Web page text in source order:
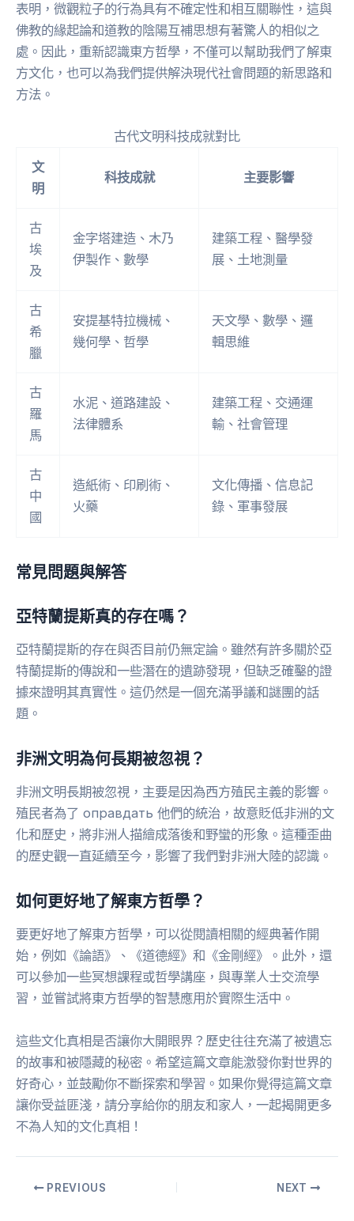
表明，微觀粒子的行為具有不確定性和相互關聯性，這與
佛教的緣起論和道教的陰陽互補思想有著驚人的相似之
處。因此，重新認識東方哲學，不僅可以幫助我們了解東
方文化，也可以為我們提供解決現代社會問題的新思路和
方法。
古代文明科技成就對比
文
明
科技成就 主要影響
古
埃
及
金字塔建造、木乃
伊製作、數學
建築工程、醫學發
展、土地測量
古
希
臘
安提基特拉機械、
幾何學、哲學
天文學、數學、邏
輯思維
古
羅
馬
水泥、道路建設、
法律體系
建築工程、交通運
輸、社會管理
古
中
國
造紙術、印刷術、
火藥
文化傳播、信息記
錄、軍事發展
常見問題與解答
亞特蘭提斯真的存在嗎？
亞特蘭提斯的存在與否目前仍無定論。雖然有許多關於亞
特蘭提斯的傳說和一些潛在的遺跡發現，但缺乏確鑿的證
據來證明其真實性。這仍然是一個充滿爭議和謎團的話
題。
非洲文明為何長期被忽視？
非洲文明長期被忽視，主要是因為西方殖民主義的影響。
殖民者為了 оправдать 他們的統治，故意貶低非洲的文
化和歷史，將非洲人描繪成落後和野蠻的形象。這種歪曲
的歷史觀一直延續至今，影響了我們對非洲大陸的認識。
如何更好地了解東方哲學？
要更好地了解東方哲學，可以從閱讀相關的經典著作開
始，例如《論語》、《道德經》和《金剛經》。此外，還
可以參加一些冥想課程或哲學講座，與專業人士交流學
習，並嘗試將東方哲學的智慧應用於實際生活中。
這些文化真相是否讓你大開眼界？歷史往往充滿了被遺忘
的故事和被隱藏的秘密。希望這篇文章能激發你對世界的
好奇心，並鼓勵你不斷探索和學習。如果你覺得這篇文章
讓你受益匪淺，請分享給你的朋友和家人，一起揭開更多
不為人知的文化真相！
PREVIOUS NEXT